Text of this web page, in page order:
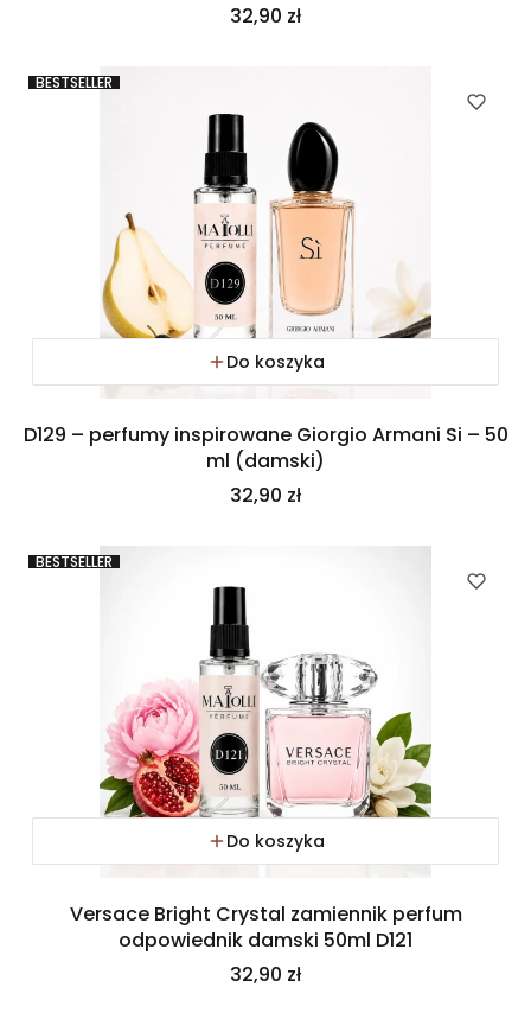
Cena
32,90 zł
BESTSELLER
Do koszyka
D129 – perfumy inspirowane Giorgio Armani Si – 50
ml (damski)
Cena
32,90 zł
BESTSELLER
Do koszyka
Versace Bright Crystal zamiennik perfum
odpowiednik damski 50ml D121
Cena
32,90 zł